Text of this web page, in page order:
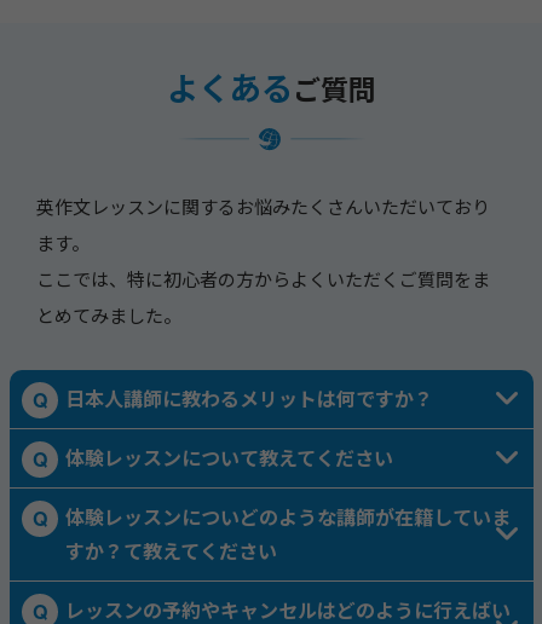
よくあるご質問
英作文レッスンに関するお悩みたくさんいただいており
ます。
ここでは、特に初心者の方からよくいただくご質問をま
とめてみました。
Q 日本人講師に教わるメリットは何ですか？
Q 体験レッスンについて教えてください
Q
体験レッスンについどのような講師が在籍していま
すか？て教えてください
Q レッスンの予約やキャンセルはどのように行えばい